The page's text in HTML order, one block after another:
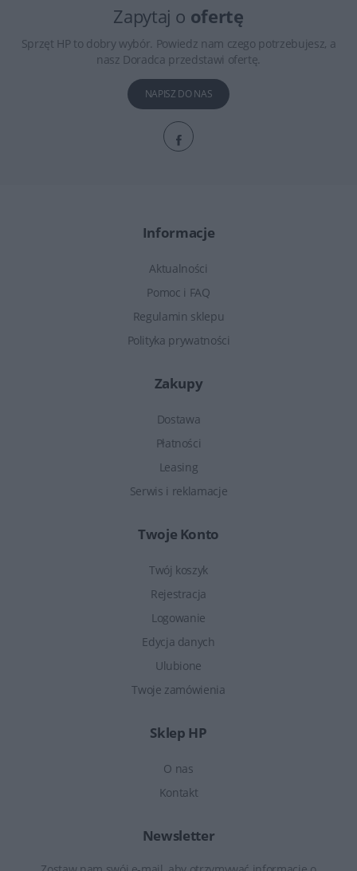
Zapytaj o ofertę
Sprzęt HP to dobry wybór. Powiedz nam czego potrzebujesz, a
nasz Doradca przedstawi ofertę.
NAPISZ DO NAS
Informacje
Aktualności
Pomoc i FAQ
Regulamin sklepu
Polityka prywatności
Zakupy
Dostawa
Płatności
Leasing
Serwis i reklamacje
Twoje Konto
Twój koszyk
Rejestracja
Logowanie
Edycja danych
Ulubione
Twoje zamówienia
Sklep HP
O nas
Kontakt
Newsletter